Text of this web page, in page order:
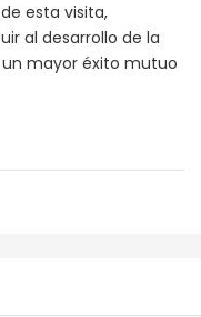
esta visita,
al desarrollo de la
mayor éxito mutuo